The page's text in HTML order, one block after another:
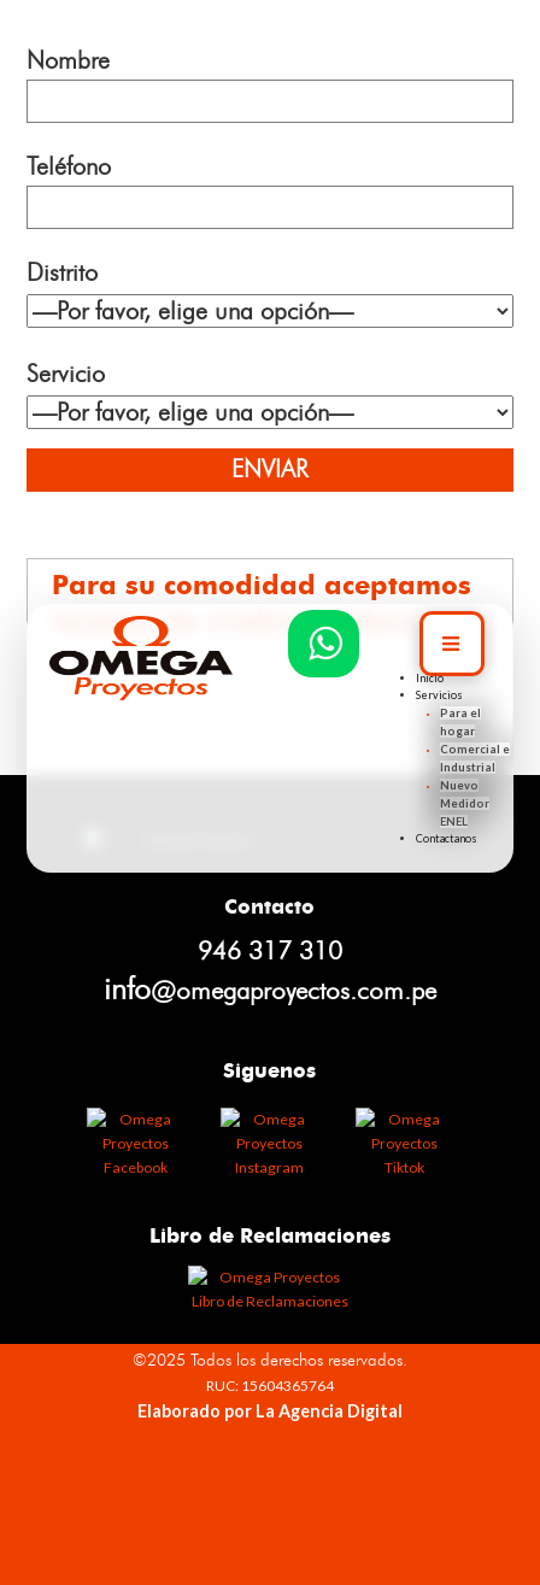
Inicio
Servicios
Para el
hogar
Comercial e
Industrial
Nuevo
Medidor
ENEL
Contactanos
Nombre
Teléfono
Distrito
Servicio
Para su comodidad aceptamos
tarjetas de crédito y débito.
Contacto
946 317 310
info@omegaproyectos.com.pe
Siguenos
Libro de Reclamaciones
©2025 Todos los derechos reservados.
RUC: 15604365764
Elaborado por La Agencia Digital